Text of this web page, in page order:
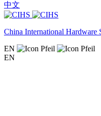
中文
China International Hardware
EN
EN